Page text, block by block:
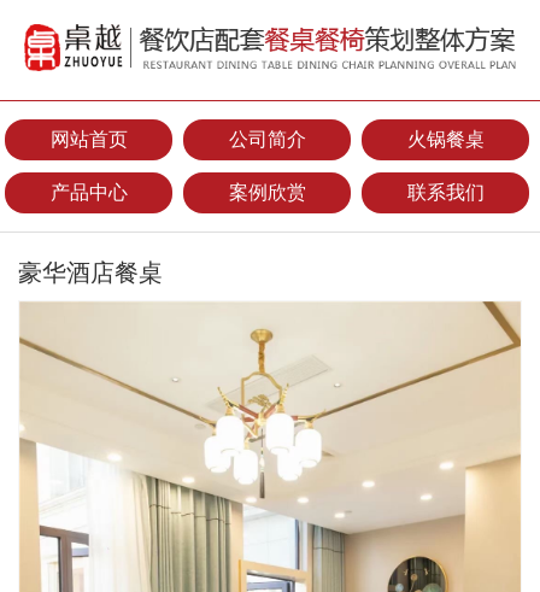
网站首页 公司简介 火锅餐桌
产品中心 案例欣赏 联系我们
豪华酒店餐桌